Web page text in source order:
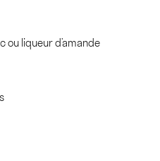
ou liqueur d’amande